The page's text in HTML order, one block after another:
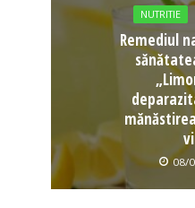
NUTRITIE
Remediul
08/